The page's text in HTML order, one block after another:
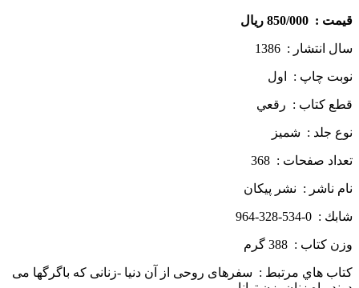
قيمت : 850/000 ريال
سال انتشار : 1386
نوبت چاپ : اول
قطع كتاب : رقعي
نوع جلد : شميز
تعداد صفحات : 368
نام ناشر : نشر پيكان
شابك : 0-534-328-964
وزن كتاب : 388 گرم
كتاب هاي مرتبط : سفرهای روحی از آن دنیا -زنانی که باگرگها می